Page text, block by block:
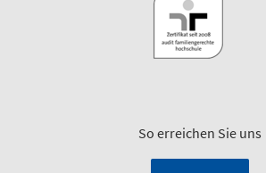
So erreichen Sie uns